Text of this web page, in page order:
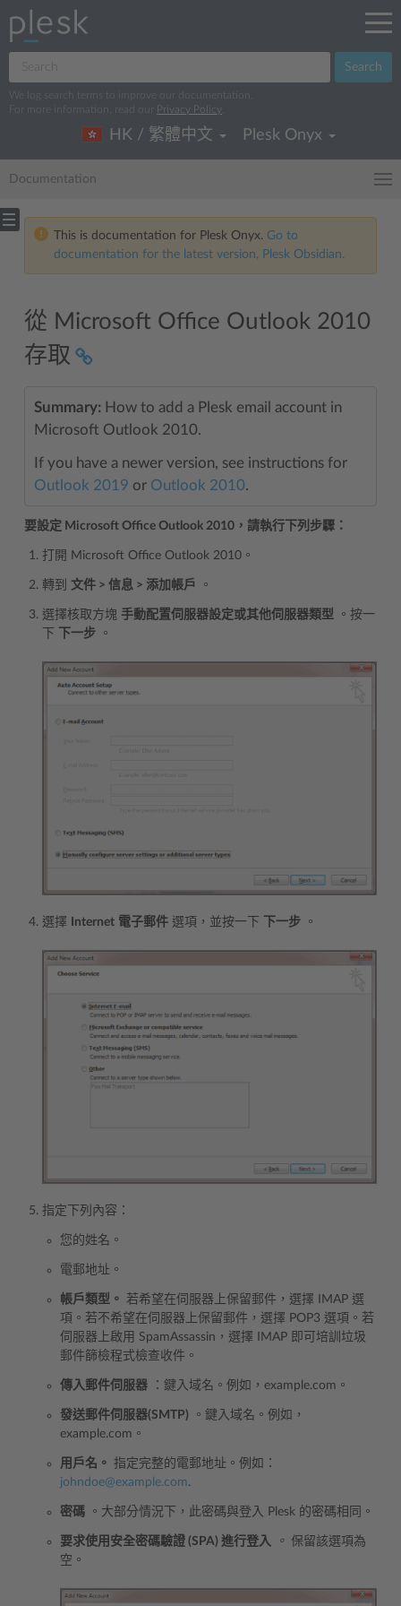
Search
We log search terms to improve our documentation.
For more information, read our
Privacy Policy
HK / 繁體中文 Plesk Onyx
Documentation
This is documentation for Plesk Onyx. Go to
documentation for the latest version, Plesk Obsidian.
從 Microsoft Office Outlook 2010
存取
Summary: How to add a Plesk email account in
Microsoft Outlook 2010.
If you have a newer version, see instructions for
Outlook 2019 or Outlook 2010.
要設定 Microsoft Office Outlook 2010，請執行下列步驟：
打開 Microsoft Office Outlook 2010。
轉到 文件 > 信息 > 添加帳戶 。
選擇核取方塊 手動配置伺服器設定或其他伺服器類型 。按一
下
下一步 。
選擇 Internet 電子郵件 選項，並按一下 下一步 。
指定下列內容：
您的姓名。
電郵地址。
帳戶類型。
若希望在伺服器上保留郵件，選擇 IMAP 選
項。若不希望在伺服器上保留郵件，選擇 POP3 選項。若
伺服器上啟用 SpamAssassin，選擇 IMAP 即可培訓垃圾
郵件篩檢程式檢查收件。
傳入郵件伺服器 ：鍵入域名。例如，example.com。
發送郵件伺服器(SMTP) 。鍵入域名。例如，
example.com。
用戶名。 指定完整的電郵地址。例如：
johndoe@example.com.
密碼 。大部分情況下，此密碼與登入 Plesk 的密碼相同。
要求使用安全密碼驗證 (SPA) 進行登入 。 保留該選項為
空。